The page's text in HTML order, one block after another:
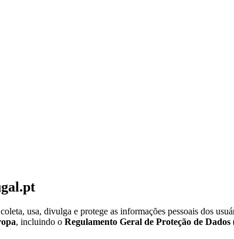
usa, divulga e protege as informações pessoais dos
, incluindo o Regulamento Geral de Proteção de